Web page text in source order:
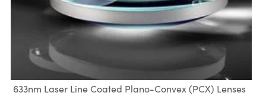
| 紅外線光學產品
| 雷射光學
Isolators | 晶體和隔離器
| 雷射偏光片
| 雷射稜鏡
Lighting |顯微鏡照明
體視顯微鏡系統
| 顯微鏡濾光片
| Pixelink 相機
Components | 主動光學元件
and Detection
| 雷射防護
Production
Processing
Tomography
and Production | 清倉實驗室
and Production | 重新認證實
633nm Laser Line Coated Plano-Convex (PCX) Lenses